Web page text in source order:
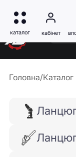
Головна/Каталог